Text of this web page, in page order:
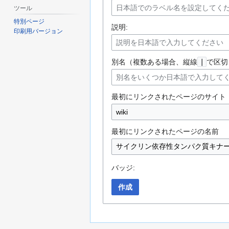
説明:
別名（複数ある場合、縦線 で区
最初にリンクされたページのサイト
最初にリンクされたページの名前
バッジ:
作成
ツール
特別ページ
印刷用バージョン